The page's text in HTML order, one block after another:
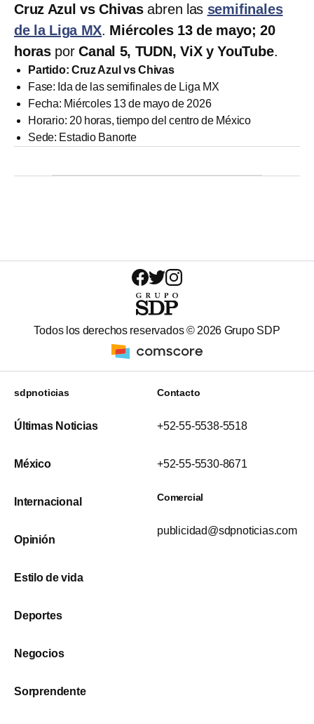
Cruz Azul vs Chivasabren las semifinales
de la Liga MX. Miércoles 13 de mayo; 20
horas porCanal 5, TUDN, ViX y YouTube.
Partido: Cruz Azul vs Chivas
Fase: Ida de las semifinales de Liga MX
Fecha: Miércoles 13 de mayo de 2026
Horario: 20 horas, tiempo del centro de México
Sede: Estadio Banorte
Todos los derechos reservados © 2026 Grupo SDP
sdpnoticias
Últimas Noticias
México
Internacional
Opinión
Estilo de vida
Deportes
Negocios
Sorprendente
Contacto
+52-55-5538-5518
+52-55-5530-8671
Comercial
publicidad@sdpnoticias.com